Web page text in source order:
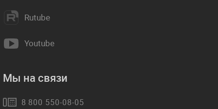
Rutube
Youtube
Мы на связи
8 800 550-08-05